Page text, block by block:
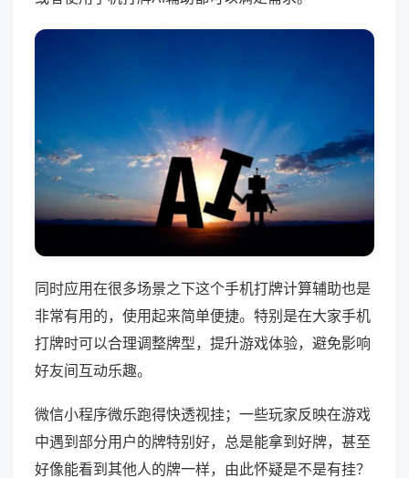
同时应用在很多场景之下这个手机打牌计算辅助也是
非常有用的，使用起来简单便捷。特别是在大家手机
打牌时可以合理调整牌型，提升游戏体验，避免影响
好友间互动乐趣。
微信小程序微乐跑得快透视挂；一些玩家反映在游戏
中遇到部分用户的牌特别好，总是能拿到好牌，甚至
好像能看到其他人的牌一样，由此怀疑是不是有挂？